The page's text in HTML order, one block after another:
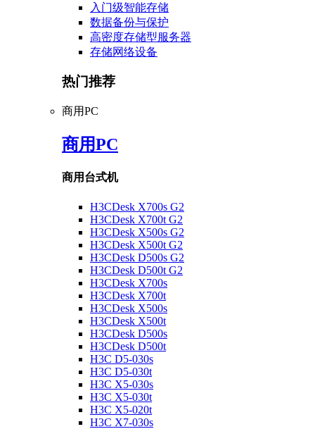
入门级智能存储
数据备份与保护
高密度存储型服务器
存储网络设备
热门推荐
商用PC
商用PC
商用台式机
H3CDesk X700s G2
H3CDesk X700t G2
H3CDesk X500s G2
H3CDesk X500t G2
H3CDesk D500s G2
H3CDesk D500t G2
H3CDesk X700s
H3CDesk X700t
H3CDesk X500s
H3CDesk X500t
H3CDesk D500s
H3CDesk D500t
H3C D5-030s
H3C D5-030t
H3C X5-030s
H3C X5-030t
H3C X5-020t
H3C X7-030s